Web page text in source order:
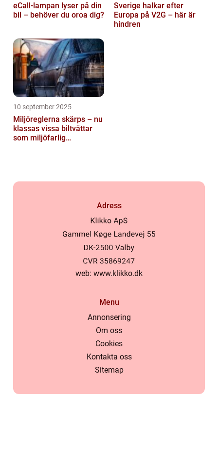
eCall-lampan lyser på din
bil – behöver du oroa dig?
Sverige halkar efter
Europa på V2G – här är
hindren
10 september 2025
Miljöreglerna skärps – nu
klassas vissa biltvättar
som miljöfarlig
Adress
web: www.klikko.dk
Menu
Annonsering
Om oss
Cookies
Kontakta oss
Sitemap